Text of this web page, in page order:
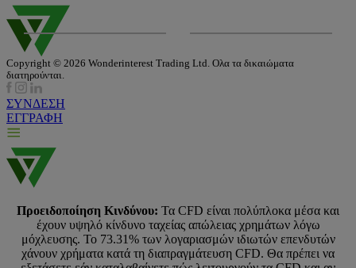
Copyright © 2026 Wonderinterest Trading Ltd. Ολα τα δικαιώματα
διατηρούνται.
ΣΥΝΔΕΣΗ
ΕΓΓΡΑΦΗ
Προειδοποίηση Κινδύνου: Τα CFD είναι πολύπλοκα μέσα και
έχουν υψηλό κίνδυνο ταχείας απώλειας χρημάτων λόγω
μόχλευσης. Το 73.31% των λογαριασμών ιδιωτών επενδυτών
χάνουν χρήματα κατά τη διαπραγμάτευση CFD. Θα πρέπει να